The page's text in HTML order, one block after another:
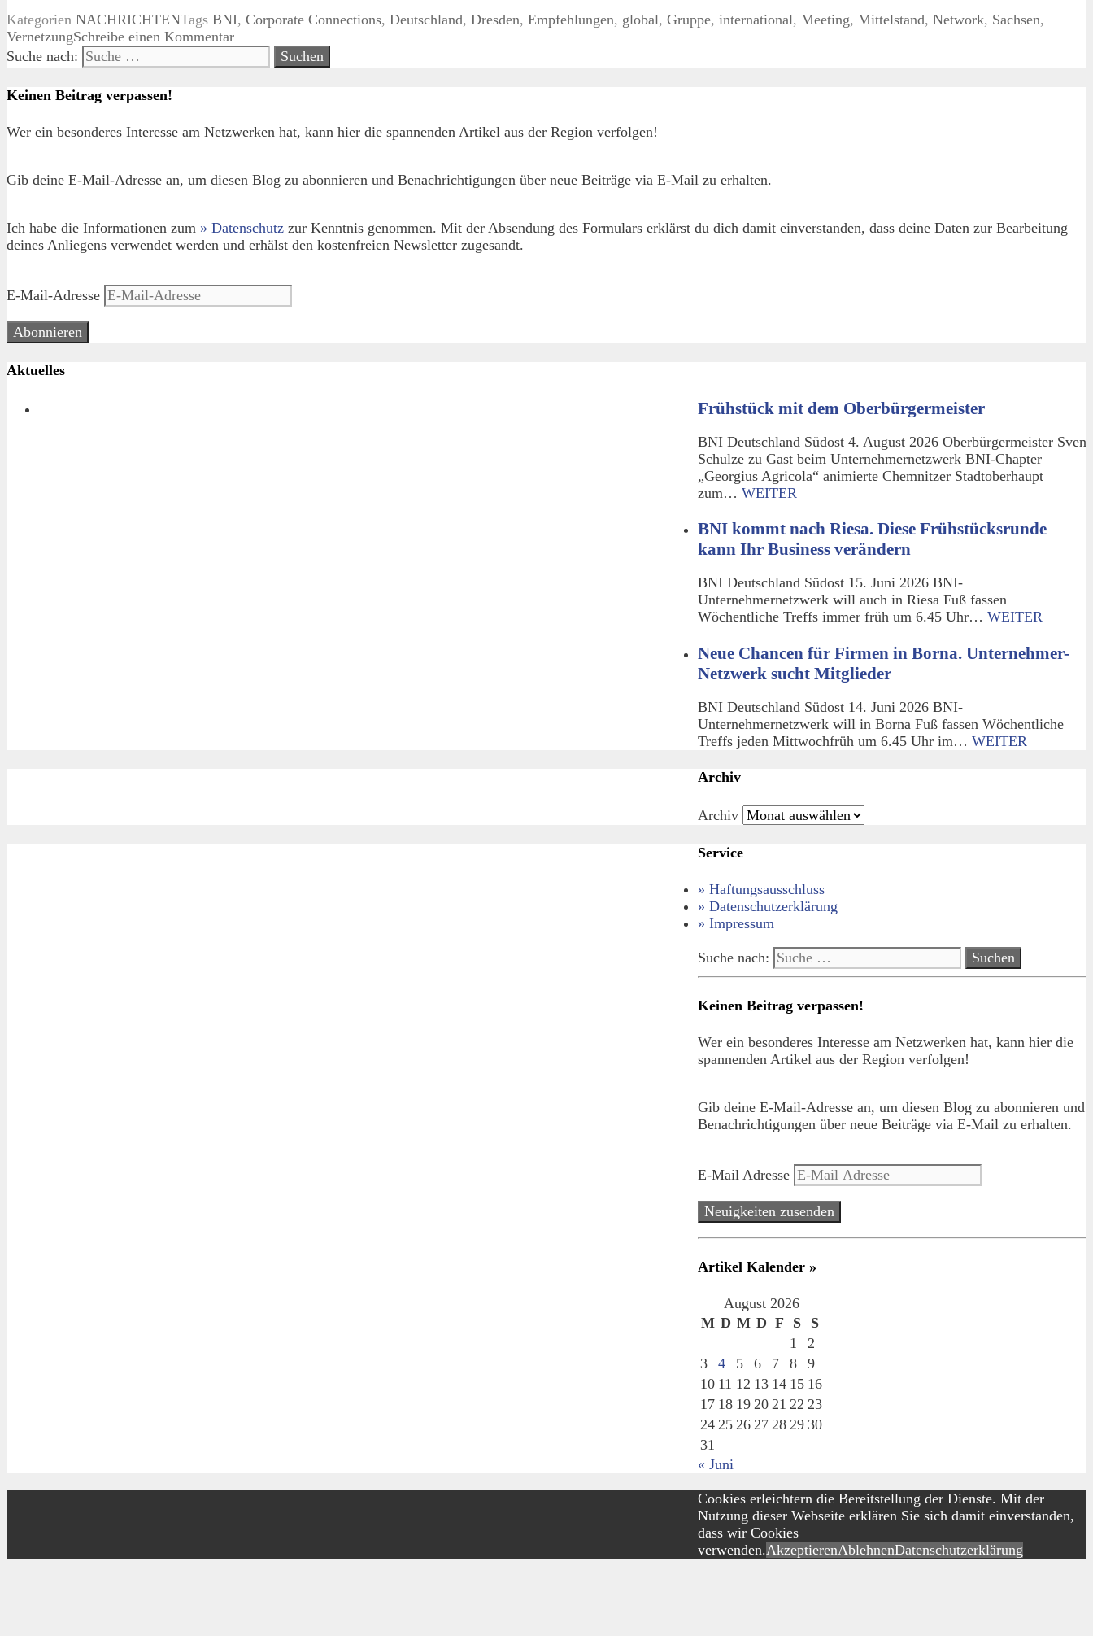
Kategorien NACHRICHTENTags BNI, Corporate Connections, Deutschland, Dresden, Empfehlungen, global, Gruppe, international, Meeting, Mittelstand, Network, Sachsen,
VernetzungSchreibe einen Kommentar
Suche nach:
Keinen Beitrag verpassen!
Wer ein besonderes Interesse am Netzwerken hat, kann hier die spannenden Artikel aus der Region verfolgen!
Gib deine E-Mail-Adresse an, um diesen Blog zu abonnieren und Benachrichtigungen über neue Beiträge via E-Mail zu erhalten.
Ich habe die Informationen zum » Datenschutz zur Kenntnis genommen. Mit der Absendung des Formulars erklärst du dich damit einverstanden, dass deine Daten zur Bearbeitung
deines Anliegens verwendet werden und erhälst den kostenfreien Newsletter zugesandt.
E-Mail-Adresse
Abonnieren
Aktuelles
Frühstück mit dem Oberbürgermeister
BNI Deutschland Südost 4. August 2026 Oberbürgermeister Sven
Schulze zu Gast beim Unternehmernetzwerk BNI-Chapter
„Georgius Agricola“ animierte Chemnitzer Stadtoberhaupt
zum… WEITER
BNI kommt nach Riesa. Diese Frühstücksrunde
kann Ihr Business verändern
BNI Deutschland Südost 15. Juni 2026 BNI-
Unternehmernetzwerk will auch in Riesa Fuß fassen
Wöchentliche Treffs immer früh um 6.45 Uhr… WEITER
Neue Chancen für Firmen in Borna. Unternehmer-
Netzwerk sucht Mitglieder
BNI Deutschland Südost 14. Juni 2026 BNI-
Unternehmernetzwerk will in Borna Fuß fassen Wöchentliche
Treffs jeden Mittwochfrüh um 6.45 Uhr im… WEITER
Archiv
Archiv
Service
» Haftungsausschluss
» Datenschutzerklärung
» Impressum
Suche nach:
Keinen Beitrag verpassen!
Wer ein besonderes Interesse am Netzwerken hat, kann hier die
spannenden Artikel aus der Region verfolgen!
Gib deine E-Mail-Adresse an, um diesen Blog zu abonnieren und
Benachrichtigungen über neue Beiträge via E-Mail zu erhalten.
E-Mail Adresse
Neuigkeiten zusenden
Artikel Kalender »
August 2026
M D M D F S
S
1
2
3
4 5 6 7 8
9
10 11 12 13 14 15 16
17 18 19 20 21 22 23
24 25 26 27 28 29 30
31
« Juni
Cookies erleichtern die Bereitstellung der Dienste. Mit der
Nutzung dieser Webseite erklären Sie sich damit einverstanden,
dass wir Cookies
verwenden.AkzeptierenAblehnenDatenschutzerklärung